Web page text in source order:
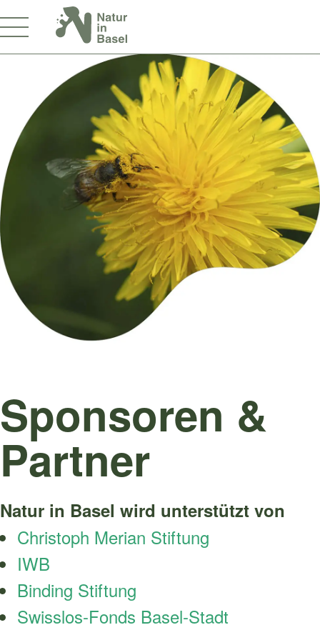
Sponsoren &
Partner
Natur in Basel wird unterstützt von
Christoph Merian Stiftung
IWB
Binding Stiftung
Swisslos-Fonds Basel-Stadt